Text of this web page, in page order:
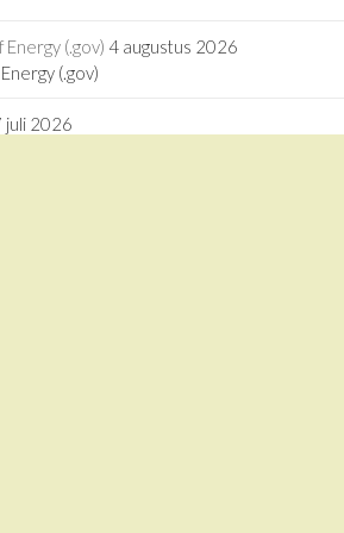
(.gov) 4 augustus 2026
(.gov)
juli 2026